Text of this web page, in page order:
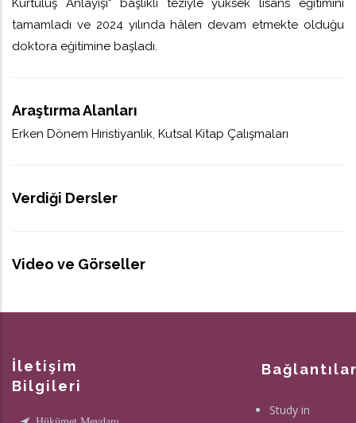
Kurtuluş Anlayışı" başlıklı teziyle yüksek lisans eğitimini
tamamladı ve 2024 yılında hâlen devam etmekte olduğu
doktora eğitimine başladı.
Araştırma Alanları
Erken Dönem Hıristiyanlık, Kutsal Kitap Çalışmaları
Verdiği Dersler
Video ve Görseller
İletişim
Bilgileri
Study in